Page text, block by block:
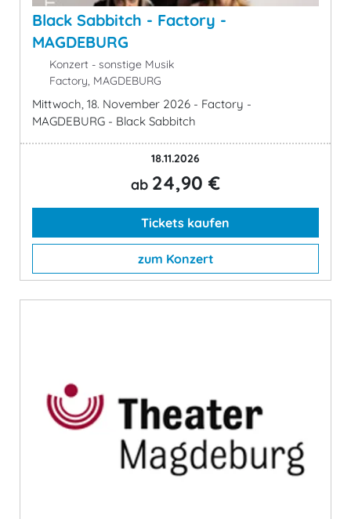
Black Sabbitch - Factory -
MAGDEBURG
Konzert - sonstige Musik
Factory, MAGDEBURG
Mittwoch, 18. November 2026 - Factory -
MAGDEBURG - Black Sabbitch
18.11.2026
ab 24,90 €
Tickets kaufen
zum Konzert